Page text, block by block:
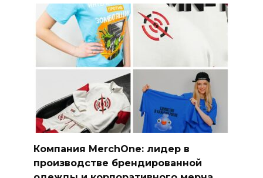
Компания MerchOne: лидер в
производстве брендированной